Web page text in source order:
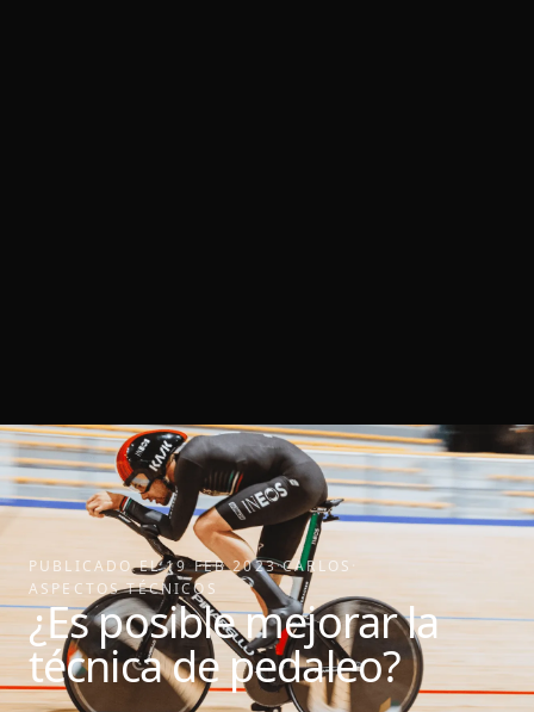
PUBLICADO EL19 FEB 2023·CARLOS ·
ASPECTOS TÉCNICOS
¿Es posible mejorar la
técnica de pedaleo?